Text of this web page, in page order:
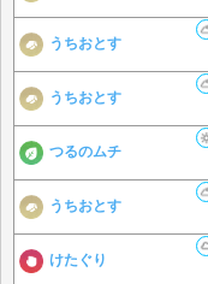
うちおとす
うちおとす
つるのムチ
うちおとす
けたぐり